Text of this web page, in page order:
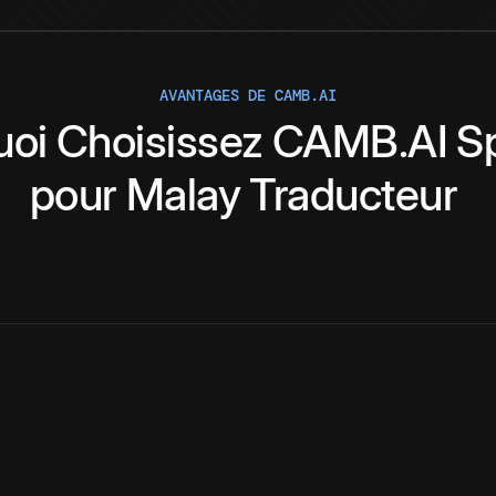
AVANTAGES DE CAMB.AI
Choisissez CAMB.AI
pour MalayTraducteur